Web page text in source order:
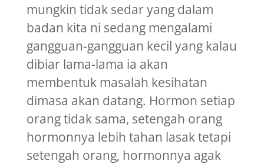
mungkin tidak sedar yang dalam
badan kita ni sedang mengalami
gangguan-gangguan kecil yang kalau
dibiar lama-lama ia akan
membentuk masalah kesihatan
dimasa akan datang. Hormon setiap
orang tidak sama, setengah orang
hormonnya lebih tahan lasak tetapi
setengah orang, hormonnya agak